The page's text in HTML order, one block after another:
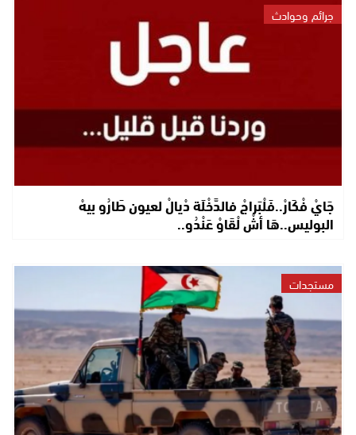
جرائم وحوادث
جَايْ فْكَارْ..فَلْبَراجْ فالدَّخْلَة دْيالْ لعيون طَارُو بيهْ
البوليس..هَا أشْ لْقَاوْ عَنْدُو..
مستجدات